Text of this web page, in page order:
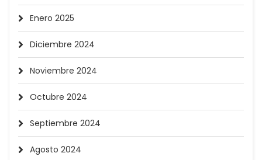
Enero 2025
Diciembre 2024
Noviembre 2024
Octubre 2024
Septiembre 2024
Agosto 2024